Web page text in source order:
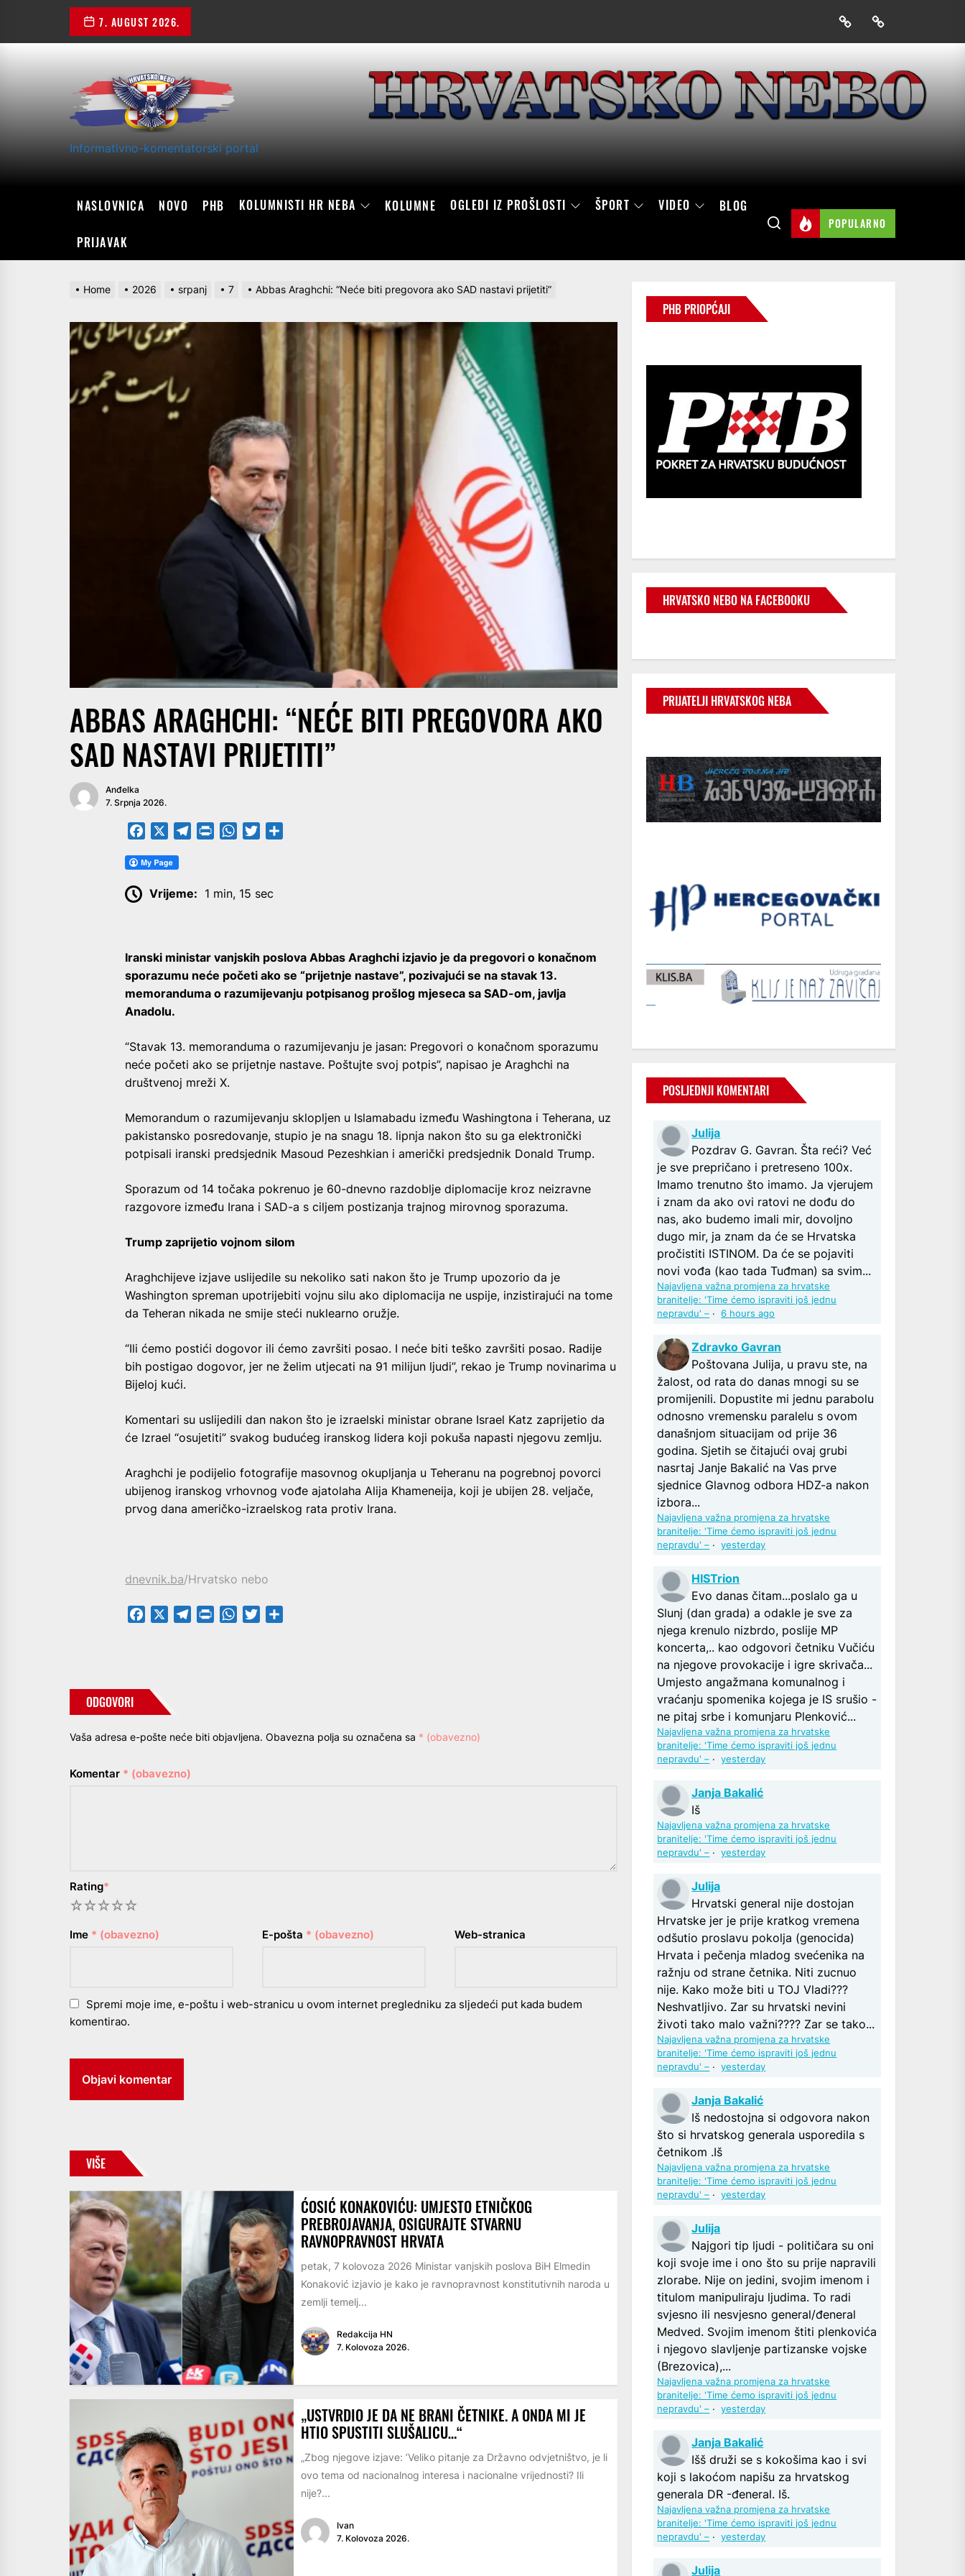
the
7. AUGUST 2026. PrijavakSkini
mobilnu
Hrvatskog
neba
Informativno-komentatorski portal
NASLOVNICA NOVO PHB KOLUMNISTI HR NEBA KOLUMNE OGLEDI IZ PROŠLOSTI ŠPORT VIDEO BLOG
PRIJAVAK
POPULARNO
Home 2026 srpanj 7 Abbas Araghchi: “Neće biti pregovora ako SAD nastavi prijetiti”
ABBAS ARAGHCHI: “NEĆE BITI PREGOVORA AKO
SAD NASTAVI PRIJETITI”
Anđelka
7. Srpnja 2026.
FacebookTelegramPrintFriendly
WhatsApp
Twitter
Vrijeme: 1 min, 15 sec
Iranski ministar vanjskih poslova Abbas Araghchi izjavio je da pregovori o konačnom
sporazumu neće početi ako se “prijetnje nastave”, pozivajući se na stavak 13.
memoranduma o razumijevanju potpisanog prošlog mjeseca sa SAD-om, javlja
Anadolu.
“Stavak 13. memoranduma o razumijevanju je jasan: Pregovori o konačnom sporazumu
neće početi ako se prijetnje nastave. Poštujte svoj potpis”, napisao je Araghchi na
društvenoj mreži X.
Memorandum o razumijevanju sklopljen u Islamabadu između Washingtona i Teherana, uz
pakistansko posredovanje, stupio je na snagu 18. lipnja nakon što su ga elektronički
potpisali iranski predsjednik Masoud Pezeshkian i američki predsjednik Donald Trump.
Sporazum od 14 točaka pokrenuo je 60-dnevno razdoblje diplomacije kroz neizravne
razgovore između Irana i SAD-a s ciljem postizanja trajnog mirovnog sporazuma.
Trump zaprijetio vojnom silom
Araghchijeve izjave uslijedile su nekoliko sati nakon što je Trump upozorio da je
Washington spreman upotrijebiti vojnu silu ako diplomacija ne uspije, inzistirajući na tome
da Teheran nikada ne smije steći nuklearno oružje.
“Ili ćemo postići dogovor ili ćemo završiti posao. I neće biti teško završiti posao. Radije
bih postigao dogovor, jer ne želim utjecati na 91 milijun ljudi”, rekao je Trump novinarima u
Bijeloj kući.
Komentari su uslijedili dan nakon što je izraelski ministar obrane Israel Katz zaprijetio da
će Izrael “osujetiti” svakog budućeg iranskog lidera koji pokuša napasti njegovu zemlju.
Araghchi je podijelio fotografije masovnog okupljanja u Teheranu na pogrebnoj povorci
ubijenog iranskog vrhovnog vođe ajatolaha Alija Khameneija, koji je ubijen 28. veljače,
prvog dana američko-izraelskog rata protiv Irana.
dnevnik.ba/Hrvatsko nebo
FacebookTelegramPrintFriendly
WhatsApp
Twitter
ODGOVORI
Vaša adresa e-pošte neće biti objavljena. Obavezna polja su označena sa * (obavezno)
Komentar * (obavezno)
Rating*
5
4
3
2
Ime * (obavezno) E-pošta * (obavezno) Web-stranica
Spremi moje ime, e-poštu i web-stranicu u ovom internet pregledniku za sljedeći put kada budem
komentirao.
VIŠE
ĆOSIĆ KONAKOVIĆU: UMJESTO ETNIČKOG
PREBROJAVANJA, OSIGURAJTE STVARNU
RAVNOPRAVNOST HRVATA
petak, 7 kolovoza 2026 Ministar vanjskih poslova BiH Elmedin
Konaković izjavio je kako je ravnopravnost konstitutivnih naroda u
zemlji temelj...
Redakcija HN
7. Kolovoza 2026.
„USTVRDIO JE DA NE BRANI ČETNIKE. A ONDA MI JE
HTIO SPUSTITI SLUŠALICU…“
„Zbog njegove izjave: ’Veliko pitanje za Državno odvjetništvo, je li
ovo tema od nacionalnog interesa i nacionalne vrijednosti? Ili
nije?...
Ivan
7. Kolovoza 2026.
PHB PRIOPĆAJI
HRVATSKO NEBO NA FACEBOOKU
PRIJATELJI HRVATSKOG NEBA
POSLJEDNJI KOMENTARI
Julija
Pozdrav G. Gavran. Šta reći? Već
je sve prepričano i pretreseno 100x.
Imamo trenutno što imamo. Ja vjerujem
i znam da ako ovi ratovi ne dođu do
nas, ako budemo imali mir, dovoljno
dugo mir, ja znam da će se Hrvatska
pročistiti ISTINOM. Da će se pojaviti
novi vođa (kao tada Tuđman) sa svim...
Najavljena važna promjena za hrvatske
branitelje: 'Time ćemo ispraviti još jednu
nepravdu' – ·6 hours ago
Zdravko Gavran
Poštovana Julija, u pravu ste, na
žalost, od rata do danas mnogi su se
promijenili. Dopustite mi jednu parabolu
odnosno vremensku paralelu s ovom
današnjom situacijam od prije 36
godina. Sjetih se čitajući ovaj grubi
nasrtaj Janje Bakalić na Vas prve
sjednice Glavnog odbora HDZ-a nakon
izbora...
Najavljena važna promjena za hrvatske
branitelje: 'Time ćemo ispraviti još jednu
nepravdu' – ·yesterday
HISTrion
Evo danas čitam...poslalo ga u
Slunj (dan grada) a odakle je sve za
njega krenulo nizbrdo, poslije MP
koncerta,.. kao odgovori četniku Vučiću
na njegove provokacije i igre skrivača...
Umjesto angažmana komunalnog i
vraćanju spomenika kojega je IS srušio -
ne pitaj srbe i komunjaru Plenković...
Najavljena važna promjena za hrvatske
branitelje: 'Time ćemo ispraviti još jednu
nepravdu' – ·yesterday
Janja Bakalić
Iš
Najavljena važna promjena za hrvatske
branitelje: 'Time ćemo ispraviti još jednu
nepravdu' – ·yesterday
Julija
Hrvatski general nije dostojan
Hrvatske jer je prije kratkog vremena
odšutio proslavu pokolja (genocida)
Hrvata i pečenja mladog svećenika na
ražnju od strane četnika. Niti zucnuo
nije. Kako može biti u TOJ Vladi???
Neshvatljivo. Zar su hrvatski nevini
životi tako malo važni???? Zar se tako...
Najavljena važna promjena za hrvatske
branitelje: 'Time ćemo ispraviti još jednu
nepravdu' – ·yesterday
Janja Bakalić
Iš nedostojna si odgovora nakon
što si hrvatskog generala usporedila s
četnikom .Iš
Najavljena važna promjena za hrvatske
branitelje: 'Time ćemo ispraviti još jednu
nepravdu' – ·yesterday
Julija
Najgori tip ljudi - političara su oni
koji svoje ime i ono što su prije napravili
zlorabe. Nije on jedini, svojim imenom i
titulom manipuliraju ljudima. To radi
svjesno ili nesvjesno general/đeneral
Medved. Svojim imenom štiti plenkovića
i njegovo slavljenje partizanske vojske
(Brezovica),...
Najavljena važna promjena za hrvatske
branitelje: 'Time ćemo ispraviti još jednu
nepravdu' – ·yesterday
Janja Bakalić
Išš druži se s kokošima kao i svi
koji s lakoćom napišu za hrvatskog
generala DR -đeneral. Iš.
Najavljena važna promjena za hrvatske
branitelje: 'Time ćemo ispraviti još jednu
nepravdu' – ·yesterday
Julija